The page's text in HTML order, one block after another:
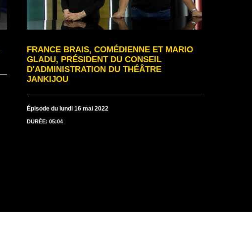
FRANCE BRAIS, COMÉDIENNE ET MARIO
GLADU, PRÉSIDENT DU CONSEIL
D'ADMINISTRATION DU THÉÂTRE
JANKIJOU
Épisode du lundi 16 mai 2022
DURÉE: 05:04